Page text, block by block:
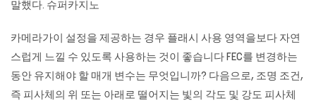
말했다. 슈퍼카지노
카메라가이 설정을 제공하는 경우 플래시 사용 영역을보다 자연
스럽게 느낄 수 있도록 사용하는 것이 좋습니다 FEC를 변경하는
동안 유지해야 할 매개 변수는 무엇입니까? 다음으로, 조명 조건,
즉 피사체의 위 또는 아래로 떨어지는 빛의 각도 및 강도 피사체